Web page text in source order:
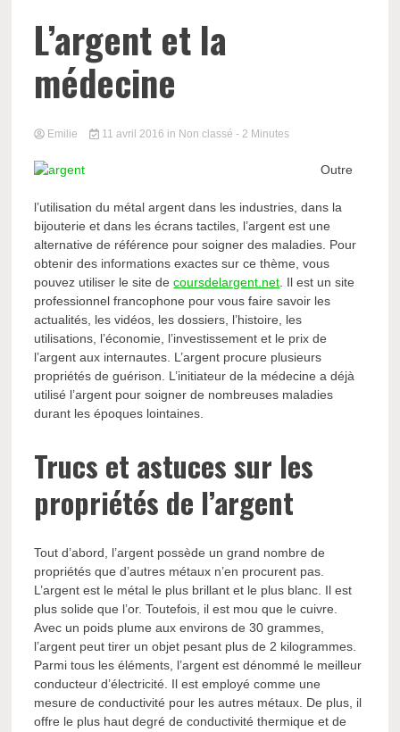
L’argent et la
médecine
Emilie 11 avril 2016 in Non classé - 2 Minutes
Outre
l’utilisation du métal argent dans les industries, dans la
bijouterie et dans les écrans tactiles, l’argent est une
alternative de référence pour soigner des maladies. Pour
obtenir des informations exactes sur ce thème, vous
pouvez utiliser le site decoursdelargent.net . Il est un site
professionnel francophone pour vous faire savoir les
actualités, les vidéos, les dossiers, l’histoire, les
utilisations, l’économie, l’investissement et le prix de
l’argent aux internautes. L’argent procure plusieurs
propriétés de guérison. L’initiateur de la médecine a déjà
utilisé l’argent pour soigner de nombreuses maladies
durant les époques lointaines.
Trucs et astuces sur les
propriétés de l’argent
Tout d’abord, l’argent possède un grand nombre de
propriétés que d’autres métaux n’en procurent pas.
L’argent est le métal le plus brillant et le plus blanc. Il est
plus solide que l’or. Toutefois, il est mou que le cuivre.
Avec un poids plume aux environs de 30 grammes,
l’argent peut tirer un objet pesant plus de 2 kilogrammes.
Parmi tous les éléments, l’argent est dénommé le meilleur
conducteur d’électricité. Il est employé comme une
mesure de conductivité pour les autres métaux. De plus, il
offre le plus haut degré de conductivité thermique et de